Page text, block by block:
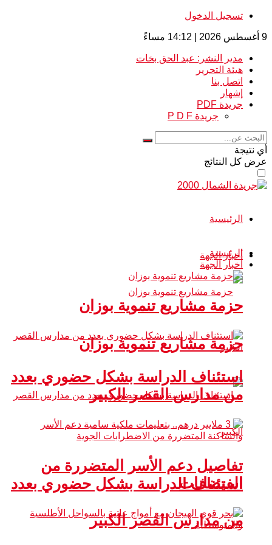
تسجيل الدخول
9 أغسطس 2026 | 14:12 مساءً
مدير النشر: عبد الحق بخات
هيئة التحرير
اتصل بنا
إشهار
جريدة PDF
جريدة P D F
أي نتيجة
عرض كل النتائج
الرئيسية
أخبار الجهة
حزمة مشاريع تنموية بوزان
استئناف الدراسة بشكل حضوري بعدد
من مدارس القصر الكبير
الرئيسية
أخبار الجهة
حزمة مشاريع تنموية بوزان
استئناف الدراسة بشكل حضوري بعدد
من مدارس القصر الكبير
تفاصيل دعم الأسر المتضررة من
الفيضانات